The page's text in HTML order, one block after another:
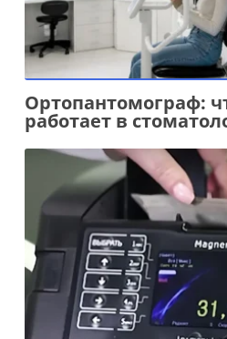
Ортопантомограф:
работает в